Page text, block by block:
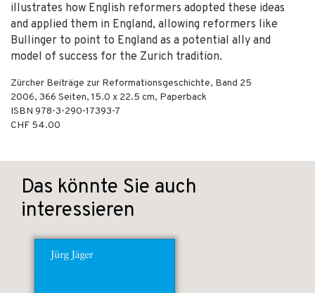
illustrates how English reformers adopted these ideas
and applied them in England, allowing reformers like
Bullinger to point to England as a potential ally and
model of success for the Zurich tradition.
Zürcher Beiträge zur Reformationsgeschichte, Band 25
2006, 366 Seiten, 15.0 x 22.5 cm, Paperback
ISBN 978-3-290-17393-7
CHF 54.00
Das könnte Sie auch
interessieren